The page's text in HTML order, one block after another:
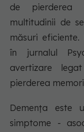
de pierderea
multitudinii de
măsuri
în jurnalul
avertizare
pierderea
Demența este
simptome -